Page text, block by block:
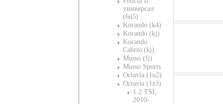
универсал
(6u5)
Korando (k4)
Korando (kj)
Korando
Cabrio (kj)
Musso (fj)
Musso Sports
Octavia (1u2)
Octavia (1z3)
1.2 TSI,
2010-